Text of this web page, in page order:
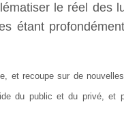
le réel des
étant
et recoupe sur de
du public et du privé, et